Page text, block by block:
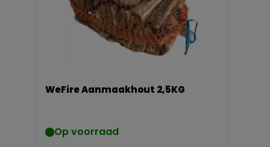
WeFire Aanmaakhout 2,5KG
Op voorraad